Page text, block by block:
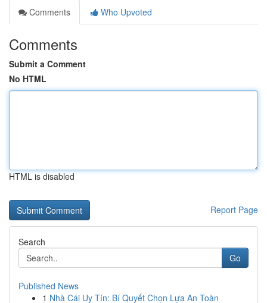
Comments
Who Upvoted
Comments
Submit a Comment
No HTML
HTML is disabled
Report Page
Search
Go
Published News
1 Nhà Cái Uy Tín: Bí Quyết Chọn Lựa An Toàn